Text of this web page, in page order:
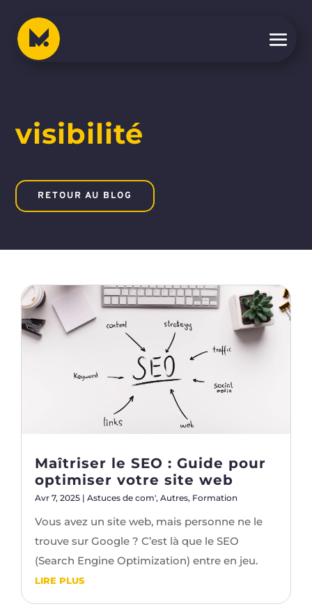
visibilité
RETOUR AU BLOG
Maîtriser le SEO : Guide pour
optimiser votre site web
Avr 7, 2025 | Astuces de com', Autres, Formation
Vous avez un site web, mais personne ne le
trouve sur Google ? C’est là que le SEO
(Search Engine Optimization) entre en jeu.
LIRE PLUS